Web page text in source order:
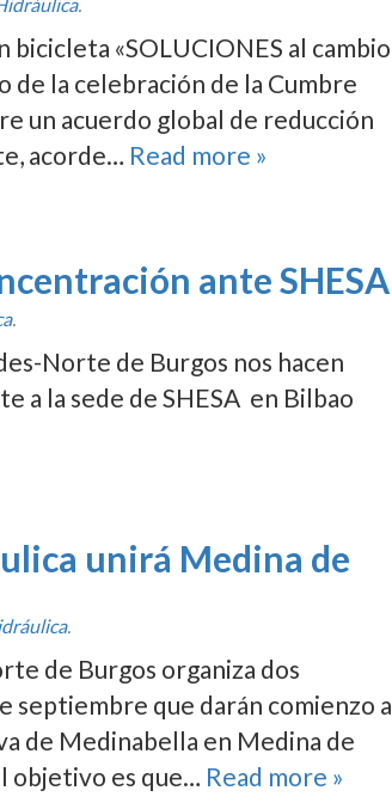
«SOLUCIONES al cambio
de la celebración de la Cumbre
un acuerdo global de reducción
acorde… Read more »
ante SHESA
.
Norte de Burgos nos hacen
a la sede de SHESA en Bilbao
unirá Medina de
.
de Burgos organiza dos
septiembre que darán comienzo a
de Medinabella en Medina de
objetivo es que… Read more »